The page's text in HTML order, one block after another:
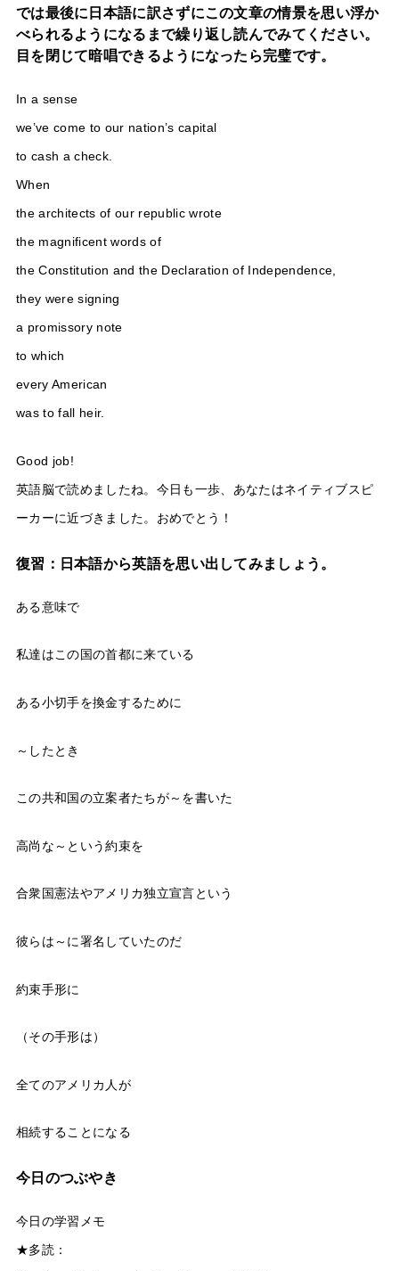
では最後に日本語に訳さずにこの文章の情景を思い浮か
べられるようになるまで繰り返し読んでみてください。
目を閉じて暗唱できるようになったら完璧です。
In a sense
we’ve come to our nation’s capital
to cash a check.
When
the architects of our republic wrote
the magnificent words of
the Constitution and the Declaration of Independence,
they were signing
a promissory note
to which
every American
was to fall heir.
Good job!
英語脳で読めましたね。今日も一歩、あなたはネイティブスピ
ーカーに近づきました。おめでとう！
復習：日本語から英語を思い出してみましょう。
ある意味で
私達はこの国の首都に来ている
ある小切手を換金するために
～したとき
この共和国の立案者たちが～を書いた
高尚な～という約束を
合衆国憲法やアメリカ独立宣言という
彼らは～に署名していたのだ
約束手形に
（その手形は）
全てのアメリカ人が
相続することになる
今日のつぶやき
今日の学習メモ
★多読：